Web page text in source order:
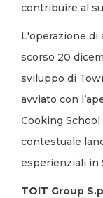
contribuire al
L'operazione di
scorso 20
sviluppo di
avviato con
Cooking
contestuale
esperienziali in
TOIT Group